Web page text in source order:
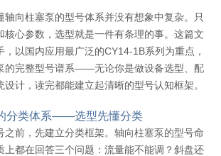
轴向柱塞泵的型号体系并没有想象中复杂。只
核心参数，选型就是一件有条理的事。这篇文
以国内应用最广泛的CY14-1B系列为重点，
的完整型号谱系——无论你是做设备选型、配
计，读完都能建立起清晰的型号认知框架。
分类体系——选型先懂分类
之前，先建立分类框架。轴向柱塞泵的型号命
上都在回答三个问题：流量能不能调？斜盘还